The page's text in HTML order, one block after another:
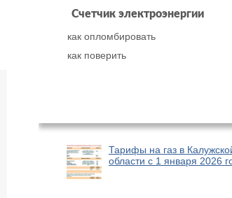
Счетчик электроэнергии
как опломбировать
как поверить
Тарифы на газ в
области с 1 января 2026